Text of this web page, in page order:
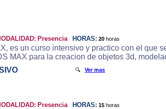
Presencia HORAS: 20 horas
es un curso intensivo y practico con el que
MAX para la creacion de objetos 3d,
🔍Ver mas
Presencia HORAS: 15 horas